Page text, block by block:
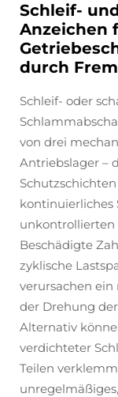
Schleif-
Anzeichen
durch
Schleif- oder
von drei
Antriebslager –
kontinuierliches
unkontrollierten
Beschädigte
zyklische
verursachen
der Drehung
Alternativ
verdichteter
Teilen